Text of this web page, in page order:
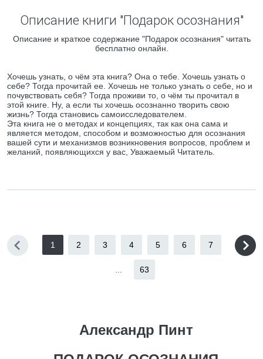
Описание книги "Подарок осознания"
Описание и краткое содержание "Подарок осознания" читать
бесплатно онлайн.
Хочешь узнать, о чём эта книга? Она о тебе. Хочешь узнать о
себе? Тогда прочитай ее. Хочешь не только узнать о себе, но и
почувствовать себя? Тогда проживи то, о чём ты прочитал в
этой книге. Ну, а если ты хочешь осознанно творить свою
жизнь? Тогда становись самоисследователем.
Эта книга не о методах и концепциях, так как она сама и
является методом, способом и возможностью для осознания
вашей сути и механизмов возникновения вопросов, проблем и
желаний, появляющихся у вас, Уважаемый Читатель.
1 2 3 4 5 6 7
63
Александр Пинт